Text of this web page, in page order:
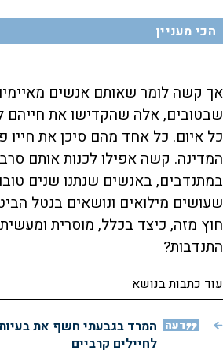
הכי מעניין
אך קשה לומר שאותם אנשים
שבטובים, אלה שהקדישו את חייהם
כל איום. כל אחד מהם סיכן את חייו
המדינה. קשה אפילו לכנות אותם
במתנדבים, באנשים שנתנו שנים
שעושים מילואים ונושאים בנטל
חוץ מזה, כיצד בכלל, מוסרית
התנדבות?
עוד כתבות בנושא
דעה המרד בגבעתי חשף את
לחיילים קרביים